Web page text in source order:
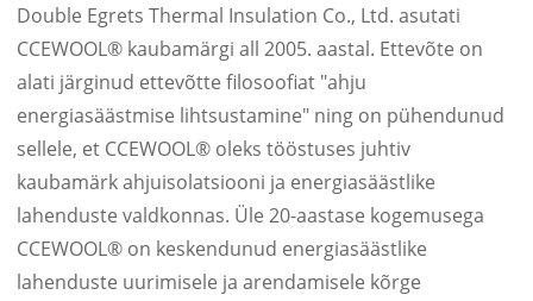
Double Egrets Thermal Insulation Co., Ltd. asutati
CCEWOOL® kaubamärgi all 2005. aastal. Ettevõte on
alati järginud ettevõtte filosoofiat "ahju
energiasäästmise lihtsustamine" ning on pühendunud
sellele, et CCEWOOL® oleks tööstuses juhtiv
kaubamärk ahjuisolatsiooni ja energiasäästlike
lahenduste valdkonnas. Üle 20-aastase kogemusega
CCEWOOL® on keskendunud energiasäästlike
lahenduste uurimisele ja arendamisele kõrge